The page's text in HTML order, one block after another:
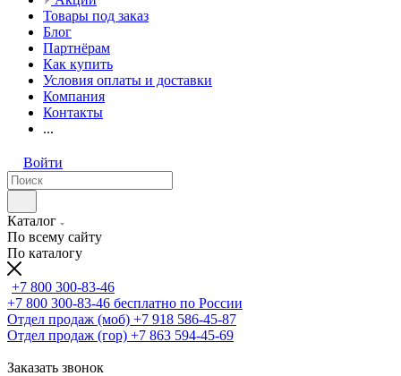
Товары под заказ
Блог
Партнёрам
Как купить
Условия оплаты и доставки
Компания
Контакты
...
Войти
Каталог
По всему сайту
По каталогу
+7 800 300-83-46
+7 800 300-83-46 бесплатно по России
Отдел продаж (моб) +7 918 586-45-87
Отдел продаж (гор) +7 863 594-45-69
Заказать звонок